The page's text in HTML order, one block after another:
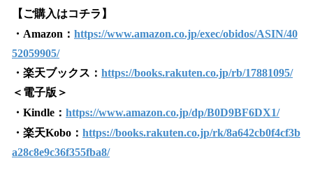
【ご購入はコチラ】
・Amazon： https://www.amazon.co.jp/exec/obidos/ASIN/40
52059905/
・楽天ブックス： https://books.rakuten.co.jp/rb/17881095/
＜電子版＞
・Kindle： https://www.amazon.co.jp/dp/B0D9BF6DX1/
・楽天Kobo： https://books.rakuten.co.jp/rk/8a642cb0f4cf3b
a28c8e9c36f355fba8/